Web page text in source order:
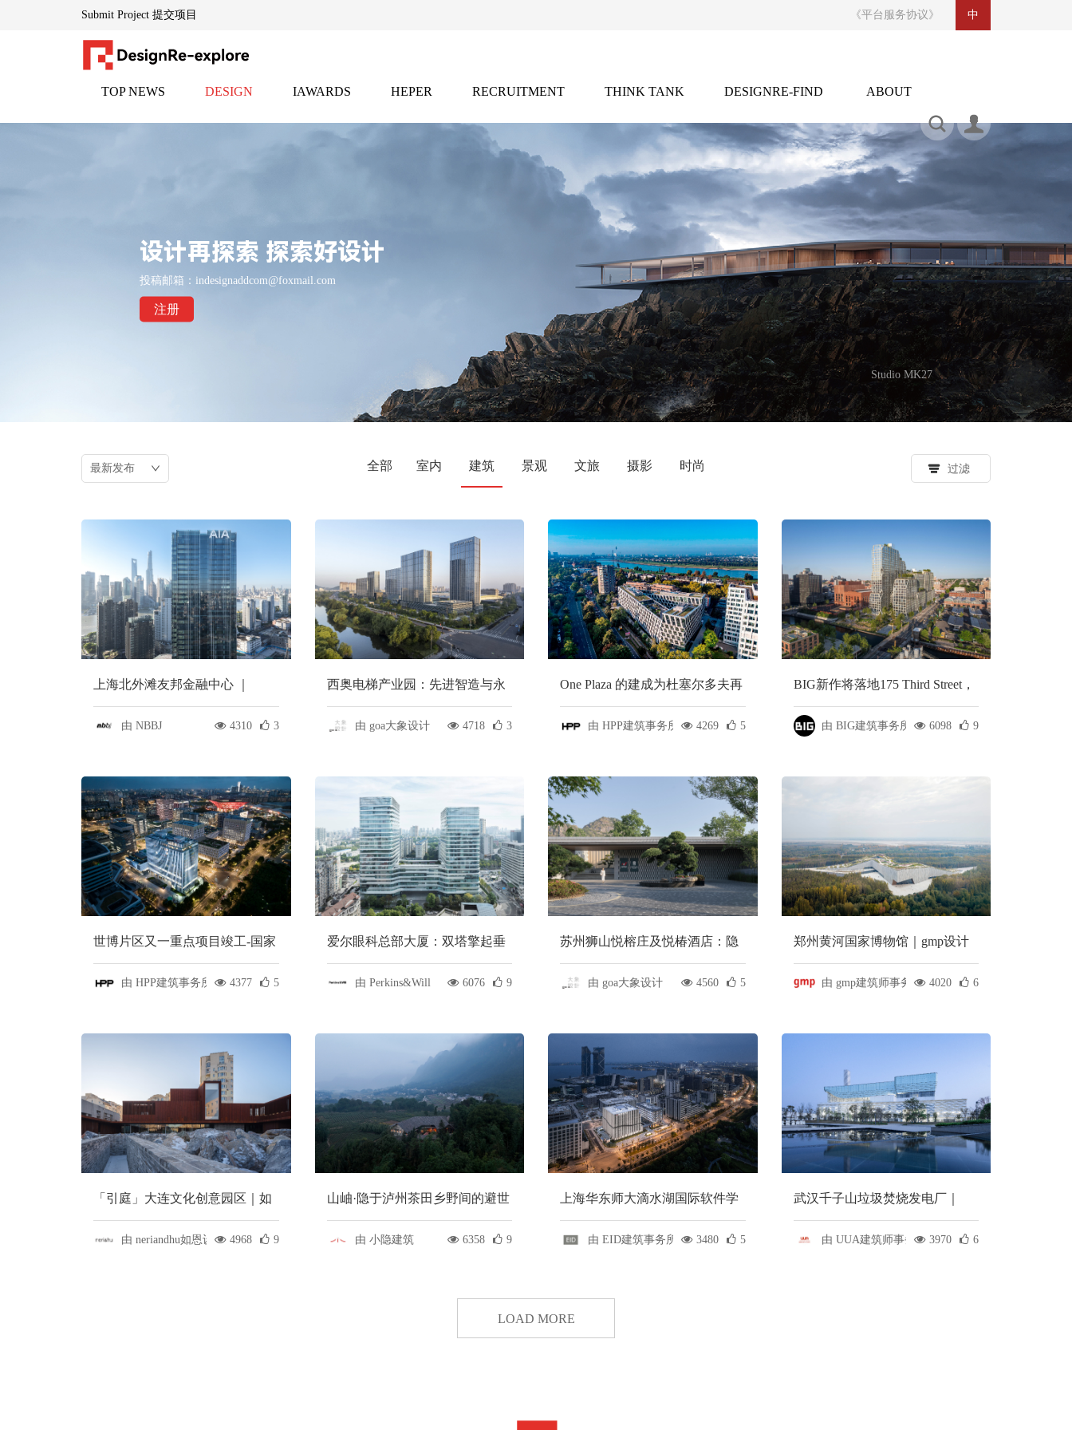
DesignRe-explore设计再探索「www.indesignadd.com 」
隶属于英国伦敦DESIGNREEXPLORE传媒集团，创立于2021年，凭借独特的全球创意资源网络，
HEPER创意黑皮书「www.heperdesign.com 」：全球创意灵感库，发掘前沿设计趋势与跨学科创新实践。
iawards邸赛设计竞赛中心「www.indesignadd.com/Match/List」 ：推动行业未来的国际竞赛平台，聚焦设计新锐力量。
CONTACT US
indesignaddcom@foxmail.com
https://weibo.com/u/2530221873
合作联系：136 6001 3049 / 奖项申报：159 8919 3049
Submit Project 提交项目 《平台服务协议》 中
TOP NEWS
DESIGN
IAWARDS
HEPER
RECRUITMENT
THINK TANK
DESIGNRE-FIND
ABOUT
设计再探索 探索好设计
投稿邮箱：indesignaddcom@foxmail.com
注册
Studio MK27
过滤
全部 室内 建筑 景观 文旅 摄影 时尚
上海北外滩友邦金融中心 ｜
NBBJ
由 NBBJ 4310 3
西奥电梯产业园：先进智造与永
续生活兼容的“未来工厂”｜goa大
象设计由 goa大象设计 4718 3
One Plaza 的建成为杜塞尔多夫再
添一座标志性建筑 | HPP建筑事
务所
由 HPP建筑事务所 4269 5
BIG新作将落地175 Third Street，
续写Gowanus天际线
由 BIG建筑事务所 6098 9
世博片区又一重点项目竣工-国家
电投上电大厦 | HPP DESIGN
由 HPP建筑事务所 4377 5
爱尔眼科总部大厦：双塔擎起垂
直医疗新生态｜Perkins&Will
由 Perkins&Will 6076 9
苏州狮山悦榕庄及悦椿酒店：隐
筑于园 / goa大象设计
由 goa大象设计 4560 5
郑州黄河国家博物馆｜gmp设计
由 gmp建筑师事务所 4020 6
「引庭」大连文化创意园区｜如
恩设计
由 neriandhu如恩设计 4968 9
山岫·隐于泸州茶田乡野间的避世
民宿/小隐建筑
由 小隐建筑 6358 9
上海华东师大滴水湖国际软件学
院|EID Arch姜平工作室
由 EID建筑事务所 3480 5
武汉千子山垃圾焚烧发电厂｜
UUA设计
由 UUA建筑师事务所 3970 6
LOAD MORE